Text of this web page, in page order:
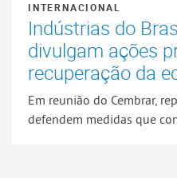
INTERNACIONAL
Indústrias do
divulgam ações
recuperação da
Em reunião do Cembrar,
defendem medidas que